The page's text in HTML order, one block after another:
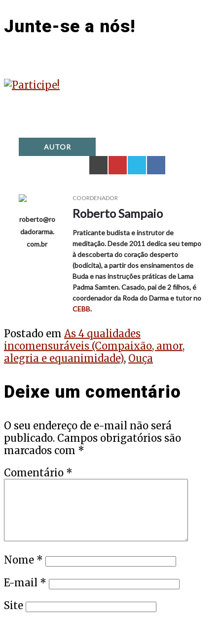
Junte-se a nós!
AUTOR
roberto@ro
dadorarma.
com.br
COORDENADOR
Roberto Sampaio
Praticante budista e instrutor de
meditação. Desde 2011 dedica seu tempo
à descoberta do coração desperto
(bodicita), a partir dos ensinamentos de
Buda e nas instruções práticas de Lama
Padma Samten. Casado, pai de 2 filhos, é
coordenador da Roda do Darma e tutor no
CEBB.
Postado em As 4 qualidades
incomensuráveis (Compaixão, amor,
alegria e equanimidade), Ouça
Deixe um comentário
O seu endereço de e-mail não será
publicado. Campos obrigatórios são
marcados com *
Comentário *
Nome *
E-mail *
Site